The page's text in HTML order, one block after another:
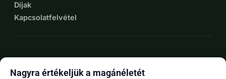
Díjak
Kapcsolatfelvétel
Nagyra értékeljük a magánéletét